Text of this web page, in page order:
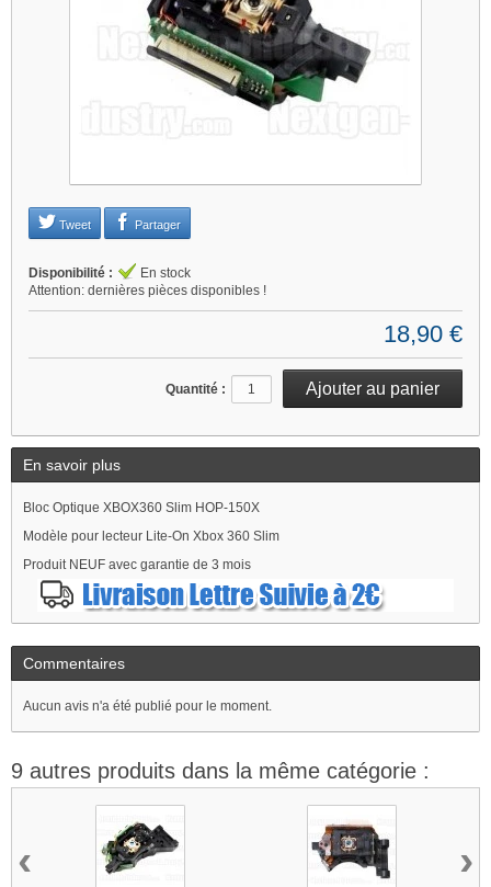
Je refuse
Changer mes préférences
Tweet Partager
Disponibilité :
En stock
Attention: dernières pièces disponibles !
18,90 €
Quantité :
En savoir plus
Bloc Optique XBOX360 Slim HOP-150X
Modèle pour lecteur Lite-On Xbox 360 Slim
Produit NEUF avec garantie de 3 mois
Commentaires
Aucun avis n'a été publié pour le moment.
9 autres produits dans la même catégorie :
‹ ›